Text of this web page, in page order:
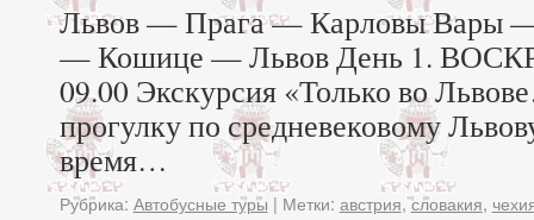
Львов — Прага — Карловы Вары
— Кошице — Львов День 1.
09.00 Экскурсия «Только во
прогулку по средневековому
время…
Рубрика: Автобусные туры | Метки: австрия,словакия,